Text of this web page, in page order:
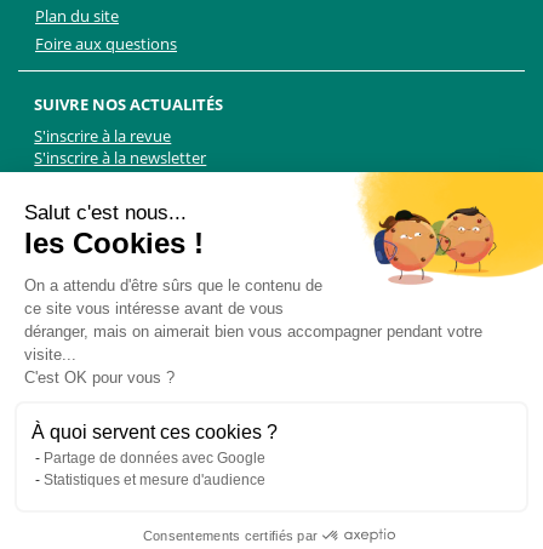
Plan du site
Foire aux questions
SUIVRE NOS ACTUALITÉS
S'inscrire à la revue
S'inscrire à la newsletter
TikTok
NOUS CONTACTER
Les Chiens Guides d'aveugles - FFAC
71 rue de Bagnolet, 75020 Paris
01 44 64 89 89
Formulaire de contact
Pour les demandes presse, contactez Martin Kolle :
martin.kolle@lobbycom.fr
06 89 70 17 51
Les Chiens Guides d'Aveugles- Tous droits réservés
Salut c'est nous...
les Cookies !
On a attendu d'être sûrs que le contenu de
ce site vous intéresse avant de vous
déranger, mais on aimerait bien vous accompagner pendant votre
visite...
C'est OK pour vous ?
À quoi servent ces cookies ?
Partage de données avec Google
Statistiques et mesure d'audience
Consentements certifiés par